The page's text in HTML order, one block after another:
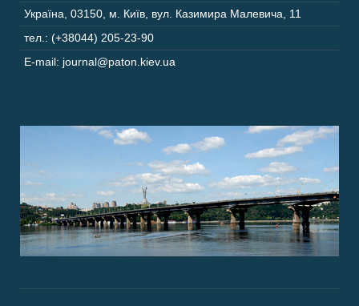
Україна 03150 м. Київ, вул. Казимира Малевича, 11
тел.: (+38044) 205-23-90
E-mail: journal@paton.kiev.ua